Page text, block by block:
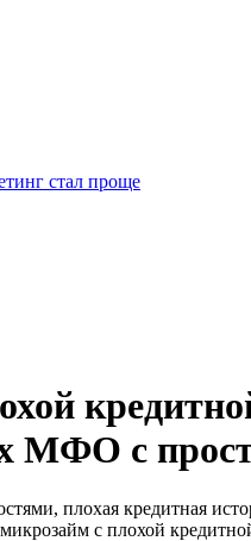
стал проще
МФО с
плохая кредитная
с плохой